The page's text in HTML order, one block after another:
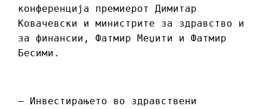
конференција премиерот Димитар
Ковачевски и министрите за здравство и
за финансии, Фатмир Меџити и Фатмир
Бесими.
– Инвестирањето во здравствени